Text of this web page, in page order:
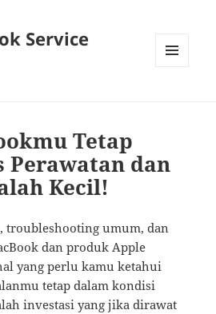
Service
Tetap
Perawatan dan
Kecil!
troubleshooting umum, dan
dan produk Apple
yang perlu kamu ketahui
tetap dalam kondisi
investasi yang jika dirawat